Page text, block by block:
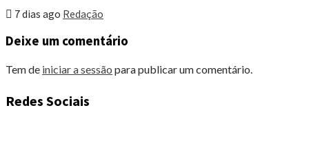
7 dias ago Redação
Deixe um comentário
Tem de iniciar a sessão para publicar um comentário.
Redes Sociais